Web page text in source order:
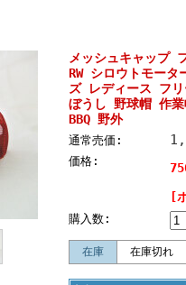
メッシュキャップ
RW シロウトモー
ズ レディース フ
ぼうし 野球帽 作
BBQ 野外
通常売価:
価格:
[
購入数:
在庫 在庫切れ